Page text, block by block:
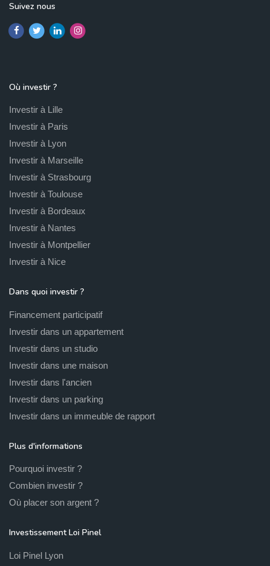
Suivez nous
Où investir ?
Investir à Lille
Investir à Paris
Investir à Lyon
Investir à Marseille
Investir à Strasbourg
Investir à Toulouse
Investir à Bordeaux
Investir à Nantes
Investir à Montpellier
Investir à Nice
Dans quoi investir ?
Financement participatif
Investir dans un appartement
Investir dans un studio
Investir dans une maison
Investir dans l'ancien
Investir dans un parking
Investir dans un immeuble de rapport
Plus d'informations
Pourquoi investir ?
Combien investir ?
Où placer son argent ?
Investissement Loi Pinel
Loi Pinel Lyon